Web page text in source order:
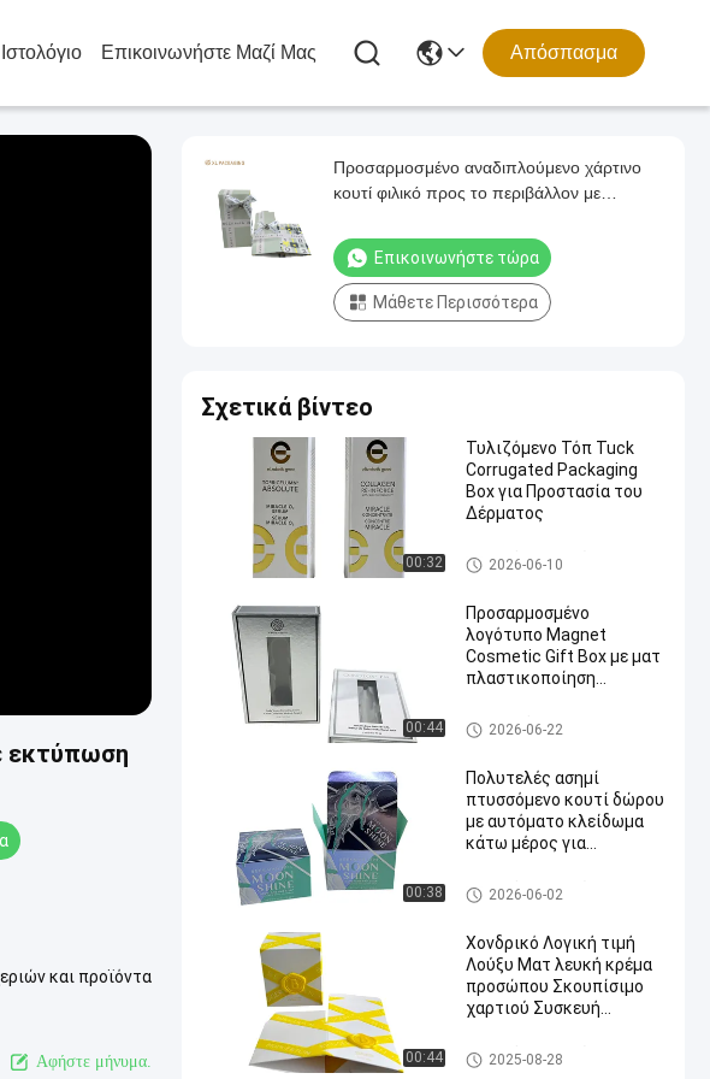
Ιστολόγιο Επικοινωνήστε Μαζί Μας Απόσπασμα
εκτύπωση
και προϊόντα
Αφήστε μήνυμα.
Προσαρμοσμένο αναδιπλούμενο χάρτινο
κουτί φιλικό προς το περιβάλλον με
για κρέμα χεριών και προϊόντα ομορφιάς
Επικοινωνήστε τώρα
Μάθετε Περισσότερα
Σχετικά βίντεο
00:32
Τυλιζόμενο Τόπ Tuck
Corrugated Packaging
Box για Προστασία του
Δέρματος
Πτυσσόμενο κιβώτιο καρτώ
ν
2026-06-10
00:44
Προσαρμοσμένο
λογότυπο Magnet
Cosmetic Gift Box με ματ
πλαστικοποίηση
συρόμενο δίσκο για
αντιγηραντική
Κουτί από χαρτί καλλυντικώ
ν
2026-06-22
00:38
Πολυτελές ασημί
πτυσσόμενο κουτί δώρου
με αυτόματο κλείδωμα
κάτω μέρος για
Πτυσσόμενο κιβώτιο καρτώ
ν
2026-06-02
00:44
Χονδρικό Λογική τιμή
Λούξυ Ματ λευκή κρέμα
προσώπου Σκουπίσιμο
χαρτιού Συσκευή
φροντίδας δέρματος
Συσκευή ορού
Πτυσσόμενο κιβώτιο καρτώ
ν
2025-08-28